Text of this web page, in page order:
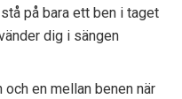
på bara ett ben i taget
dig i sängen
en mellan benen när